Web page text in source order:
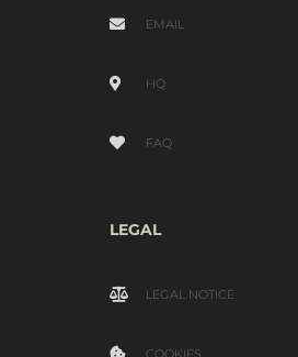
EMAIL
HQ
FAQ
LEGAL
LEGAL NOTICE
COOKIES